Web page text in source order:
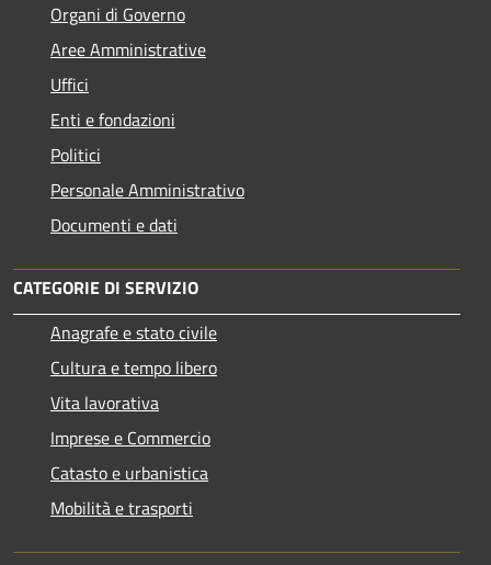
Organi di Governo
Aree Amministrative
Uffici
Enti e fondazioni
Politici
Personale Amministrativo
Documenti e dati
CATEGORIE DI SERVIZIO
Anagrafe e stato civile
Cultura e tempo libero
Vita lavorativa
Imprese e Commercio
Catasto e urbanistica
Mobilità e trasporti